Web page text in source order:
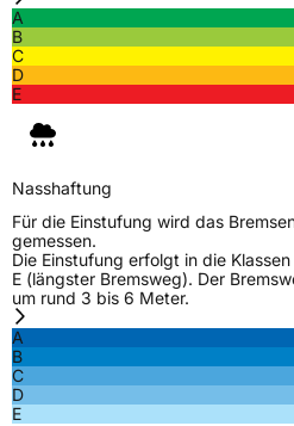
SchlauchtypTL
ZustandNeureifen
M+S
VerstärktXL
EU Label
EffizienzC
A
B
C
D
E
Nasshaftung
Für die Einstufung wird das
gemessen.
Die Einstufung erfolgt in die
E (längster Bremsweg). Der
um rund 3 bis 6 Meter.
A
B
C
D
E